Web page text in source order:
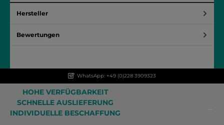
Hersteller
Bewertungen
WhatsApp: +49 (0)228 3909323
HOHE VERFÜGBARKEIT
SCHNELLE AUSLIEFERUNG
INDIVIDUELLE BESCHAFFUNG